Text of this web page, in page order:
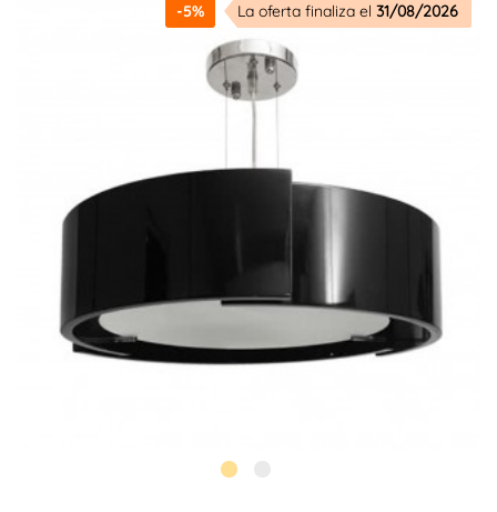
-5% La oferta finaliza el 31/08/2026